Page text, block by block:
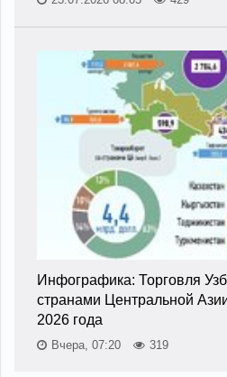
Инфографика: Торговля
странами Центральной
2026 года
Вчера, 07:20 319